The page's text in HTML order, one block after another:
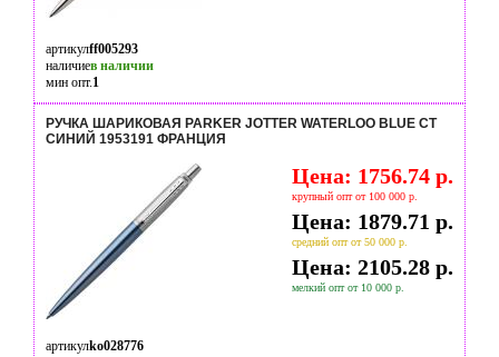
артикулff005293
наличиев наличии
мин опт.1
РУЧКА ШАРИКОВАЯ PARKER JOTTER WATERLOO BLUE CT
СИНИЙ 1953191 ФРАНЦИЯ
Цена: 1756.74 р.
крупный опт от 100 000 р.
Цена: 1879.71 р.
средний опт от 50 000 р.
Цена: 2105.28 р.
мелкий опт от 10 000 р.
артикулko028776